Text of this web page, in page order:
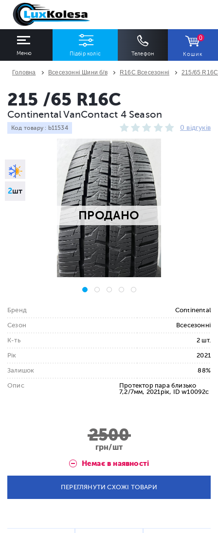
Меню Підбір коліс Телефон
0
Кошик
Ширина
Всі
Профіль Діаметр
Всі
Кількість
Всі
ПІДІБРАТИ
Головна Всесезонні Шини б/в R16C Всесезонні 215/65
ПРОДАНО
2шт
215 /65 R16C
Continental VanContact 4 Season
Код товару : b11534 0 відгуків
Бренд Continental
Сезон Всесезонні
К-ть 2 шт.
Рік 2021
Залишок 88%
Опис
Протектор пара близько
7,2/7мм, 2021рік, ID w10092c
2500
грн/шт
Немає в наявності
ПЕРЕГЛЯНУТИ СХОЖІ ТОВАРИ